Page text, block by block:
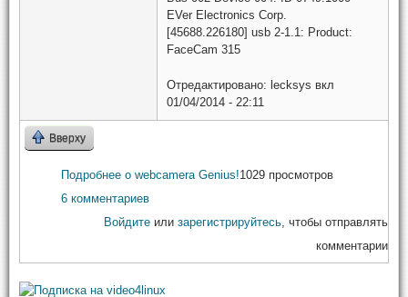
EVer Electronics Corp.
[45688.226180] usb 2-1.1: Product:
FaceCam 315
Отредактировано: lecksys вкл
01/04/2014 - 22:11
Вверху
Подробнее о webcamera Genius!1029 просмотров
6 комментариев
Войдите или зарегистрируйтесь , чтобы отправлять
комментарии